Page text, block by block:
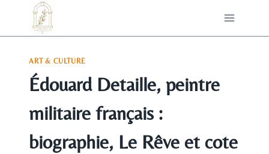
contenu
ART & CULTURE
Édouard Detaille, peintre
militaire français :
biographie, Le Rêve et cote